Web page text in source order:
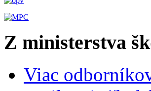
Z ministerstva
Viac